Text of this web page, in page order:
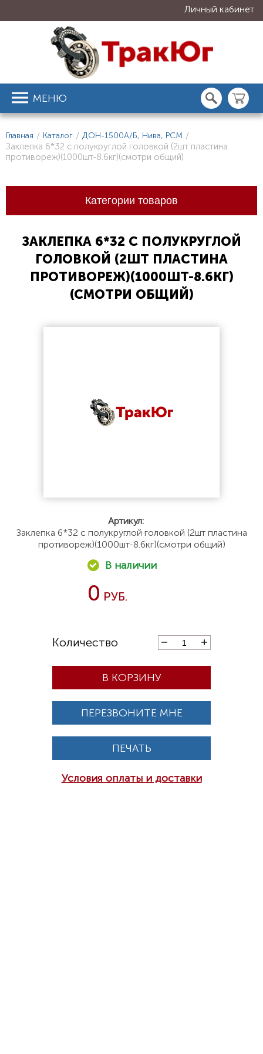
Личный кабинет
МЕНЮ
Главная / Каталог / ДОН-1500А/Б, Нива, РСМ /
Заклепка 6*32 с полукруглой головкой (2шт пластина
противореж)(1000шт-8.6кг)(смотри общий)
Категории товаров
ЗАКЛЕПКА 6*32 С ПОЛУКРУГЛОЙ
ГОЛОВКОЙ (2ШТ ПЛАСТИНА
ПРОТИВОРЕЖ)(1000ШТ-8.6КГ)
(СМОТРИ ОБЩИЙ)
Артикул:
Заклепка 6*32 с полукруглой головкой (2шт пластина
противореж)(1000шт-8.6кг)(смотри общий)
0
В КОРЗИНУ
ПЕРЕЗВОНИТЕ МНЕ
ПЕЧАТЬ
Условия оплаты и доставки